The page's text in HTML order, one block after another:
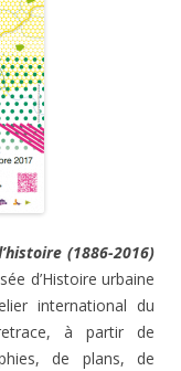
(1886-2016)
d’Histoire urbaine
international du
à partir de
de plans, de